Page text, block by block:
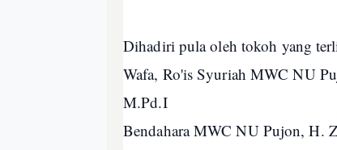
Dihadiri pula oleh tokoh yang
Wafa, Ro'is Syuriah MWC NU
M.Pd.I
Bendahara MWC NU Pujon, H.